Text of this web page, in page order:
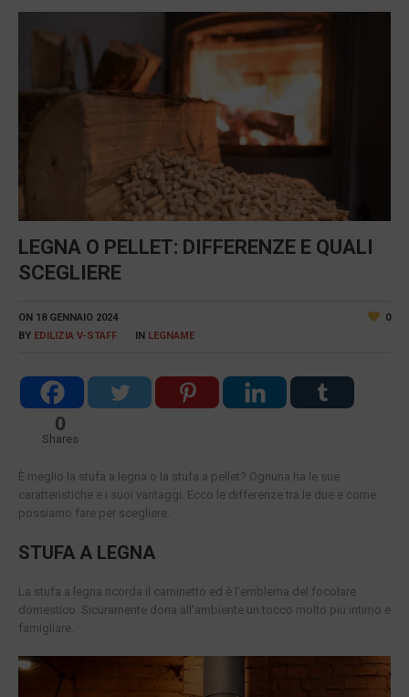
LEGNA O PELLET: DIFFERENZE E QUALI
SCEGLIERE
0
ON 18 GENNAIO 2024
BY EDILIZIA V-STAFF IN LEGNAME
0
Shares
È meglio la stufa a legna o la stufa a pellet? Ognuna ha le sue
caratteristiche e i suoi vantaggi. Ecco le differenze tra le due e come
possiamo fare per scegliere.
STUFA A LEGNA
La stufa a legna ricorda il caminetto ed è l’emblema del focolare
domestico. Sicuramente dona all’ambiente un tocco molto più intimo e
famigliare.